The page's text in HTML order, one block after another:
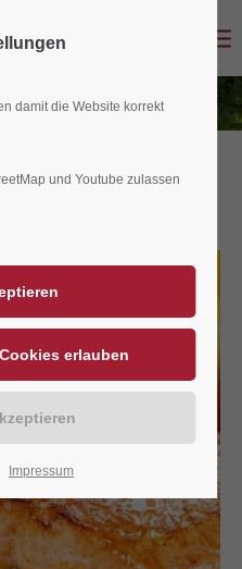
damit die Website korrekt
und Youtube zulassen
Impressum